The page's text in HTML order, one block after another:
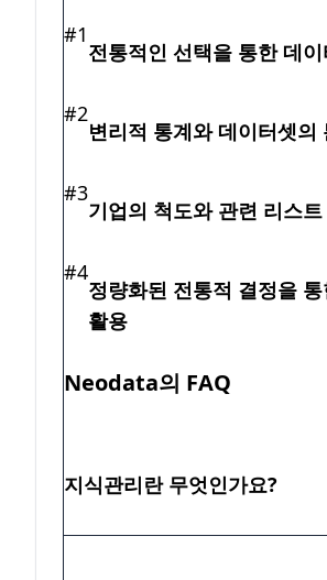
#1
전통적인 선택을 통한 데
#2
변리적 통계와 데이터셋의
#3
기업의 척도와 관련 리스트
#4
정량화된 전통적 결정을
활용
Neodata의 FAQ
지식관리란 무엇인가요?